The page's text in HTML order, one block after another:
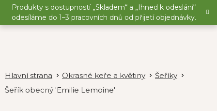
Přejít
obsah
Produkty s dostupností „Skladem“ a „Ihned k odeslání“
odesíláme do 1–3 pracovních dnů od přijetí objednávky.
Okrasné keře a květiny
Šeříky
Šeřík obecný 'Emilie Lemoine'